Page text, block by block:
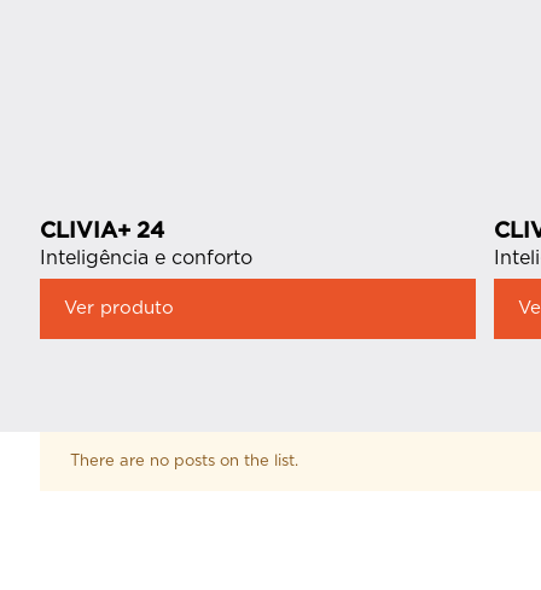
CLIVIA+ 24
Inteligência e conforto
Ver produto
There are no posts on the list.